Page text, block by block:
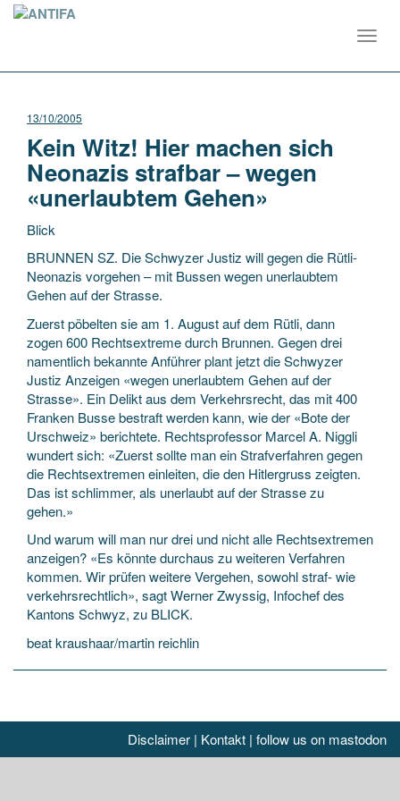
13/10/2005
Kein Witz! Hier machen sich
Neonazis strafbar – wegen
«unerlaubtem Gehen»
Blick
BRUNNEN SZ. Die Schwyzer Justiz will gegen die Rütli-
Neonazis vorgehen – mit Bussen wegen unerlaubtem
Gehen auf der Strasse.
Zuerst pöbelten sie am 1. August auf dem Rütli, dann
zogen 600 Rechtsextreme durch Brunnen. Gegen drei
namentlich bekannte Anführerplant jetzt die Schwyzer
Justiz Anzeigen «wegen unerlaubtem Gehen auf der
Strasse». Ein Delikt aus dem Verkehrsrecht, das mit 400
Franken Busse bestraft werden kann, wie der «Bote der
Urschweiz» berichtete. Rechtsprofessor Marcel A. Niggli
wundert sich: «Zuerst sollte man ein Strafverfahren gegen
die Rechtsextremen einleiten, die den Hitlergruss zeigten.
Das ist schlimmer, als unerlaubt auf der Strasse zu
gehen.»
Und warum will man nur drei und nicht alle Rechtsextremen
anzeigen? «Es könnte durchaus zu weiteren Verfahren
kommen. Wir prüfen weitere Vergehen, sowohl straf- wie
verkehrsrechtlich», sagt Werner Zwyssig, Infochef des
Kantons Schwyz, zu BLICK.
beat kraushaar/martin reichlin
Disclaimer | Kontakt | follow us on mastodon